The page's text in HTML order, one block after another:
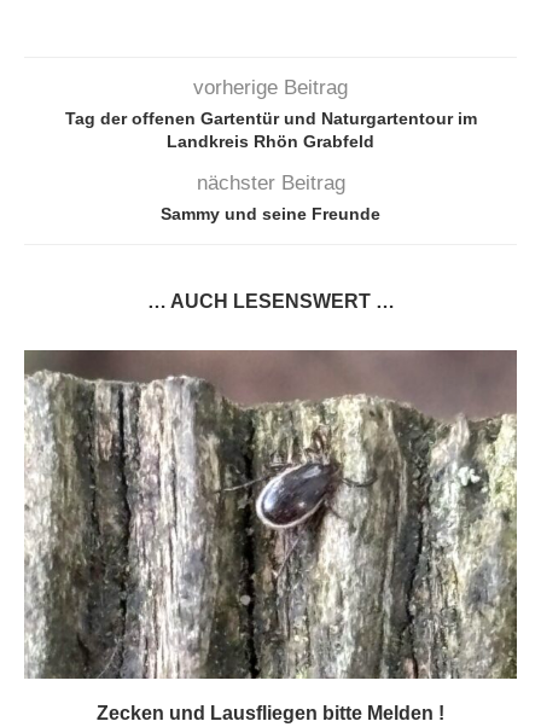
vorherige Beitrag
Tag der offenen Gartentür und Naturgartentour im
Landkreis Rhön Grabfeld
nächster Beitrag
Sammy und seine Freunde
… AUCH LESENSWERT …
Zecken und Lausfliegen bitte Melden !